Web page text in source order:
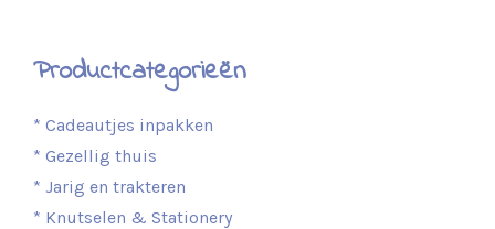
Productcategorieën
* Cadeautjes inpakken
* Gezellig thuis
* Jarig en trakteren
* Knutselen & Stationery